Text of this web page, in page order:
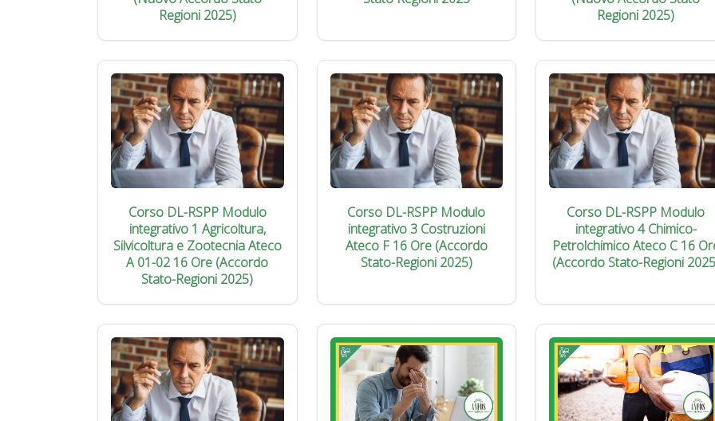
Regioni 2025)
Regioni 2025)
Corso DL-RSPP Modulo
integrativo 1 Agricoltura,
Silvicoltura e Zootecnia Ateco
A 01-02 16 Ore (Accordo
Stato-Regioni 2025)
Corso DL-RSPP Modulo
integrativo 3 Costruzioni
Ateco F 16 Ore (Accordo
Stato-Regioni 2025)
Corso DL-RSPP Modulo
integrativo 4 Chimico-
Petrolchimico Ateco C 16
(Accordo Stato-Regioni